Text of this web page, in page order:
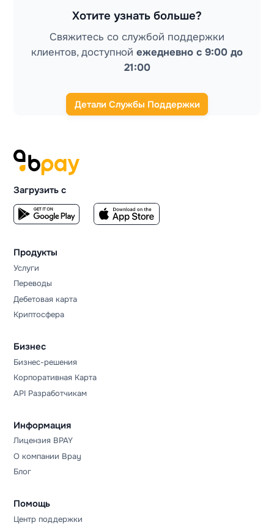
Хотите узнать больше?
Свяжитесь со службой поддержки
клиентов, доступной ежедневно с 9:00 до
21:00
Детали Службы Поддержки
Загрузить с
Продукты
Услуги
Переводы
Дебетовая карта
Криптосфера
Бизнес
Бизнес-решения
Корпоративная Карта
API Разработчикам
Информация
Лицензия BPAY
О компании Bpay
Блог
Помощь
Центр поддержки